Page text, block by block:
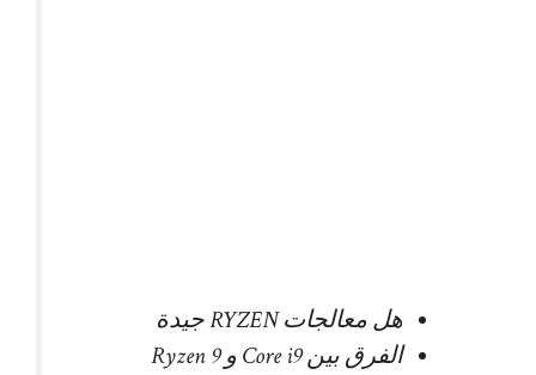
هل معالجات RYZEN جيدة
الفرق بين Core i9 و Ryzen 9